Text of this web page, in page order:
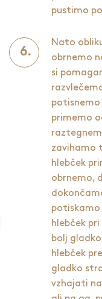
pustimo
Nato
obrnemo
si
potisnemo
primemo
zavihamo
hlebček
obrnemo,
potiskamo
hlebček
bolj
hlebček
gladko
vzhajati